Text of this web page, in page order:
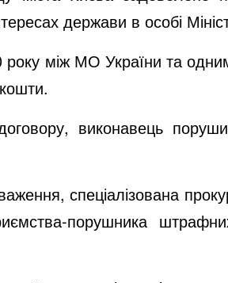
держави в особі
між МО України та
виконавець
спеціалізована
порушника